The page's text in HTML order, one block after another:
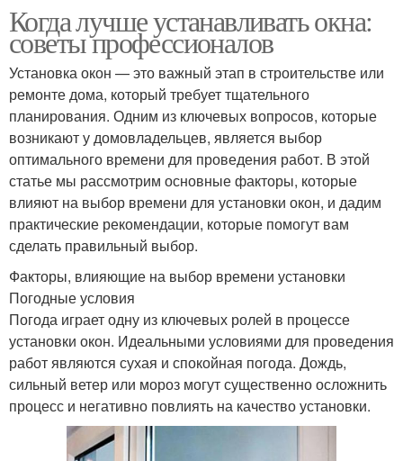
Когда лучше устанавливать окна:
советы профессионалов
Установка окон — это важный этап в строительстве или
ремонте дома, который требует тщательного
планирования. Одним из ключевых вопросов, которые
возникают у домовладельцев, является выбор
оптимального времени для проведения работ. В этой
статье мы рассмотрим основные факторы, которые
влияют на выбор времени для установки окон, и дадим
практические рекомендации, которые помогут вам
сделать правильный выбор.
Факторы, влияющие на выбор времени установки
Погодные условия
Погода играет одну из ключевых ролей в процессе
установки окон. Идеальными условиями для проведения
работ являются сухая и спокойная погода. Дождь,
сильный ветер или мороз могут существенно осложнить
процесс и негативно повлиять на качество установки.